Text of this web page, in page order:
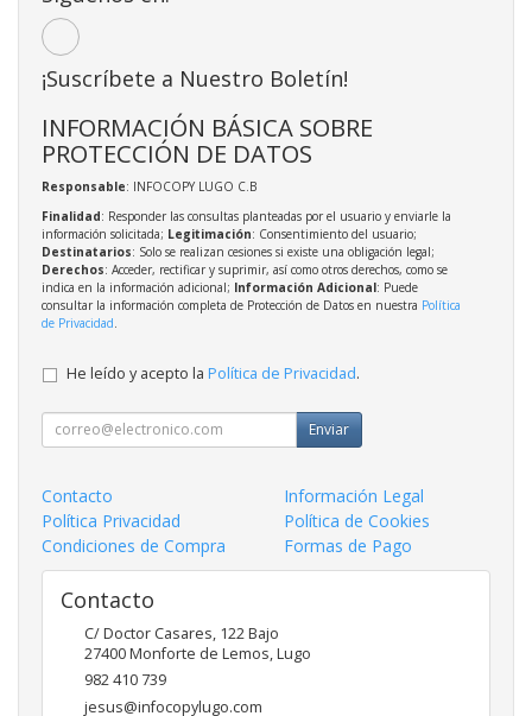
¡Suscríbete a Nuestro Boletín!
INFORMACIÓN BÁSICA SOBRE
PROTECCIÓN DE DATOS
Responsable: INFOCOPY LUGO C.B
Finalidad: Responder las consultas planteadas por el usuario y enviarle la
información solicitada; Legitimación: Consentimiento del usuario;
Destinatarios: Solo se realizan cesiones si existe una obligación legal;
Derechos: Acceder, rectificar y suprimir, así como otros derechos, como se
indica en la información adicional; Información Adicional: Puede
consultar la información completa de Protección de Datos en nuestra Política
de Privacidad
He leído y acepto la Política de Privacidad.
Enviar
Contacto
Información Legal
Política Privacidad
Política de Cookies
Condiciones de Compra
Formas de Pago
Contacto
C/ Doctor Casares, 122 Bajo
27400Monforte de Lemos,Lugo
982 410 739
jesus@infocopylugo.com